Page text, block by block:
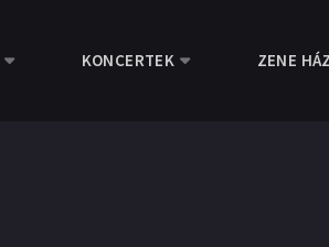
KONCERTEK ZENE